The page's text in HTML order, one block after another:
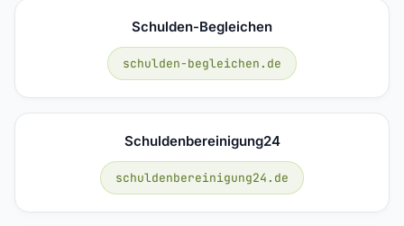
Schulden-Begleichen
schulden-begleichen.de
Schuldenbereinigung24
schuldenbereinigung24.de